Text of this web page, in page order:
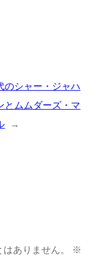
のシャー・ジャハ
とムムダーズ・マ
→
ありません。
※